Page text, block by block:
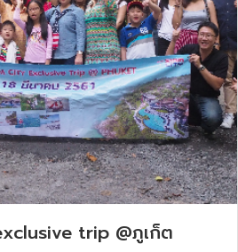
trip @ภูเก็ต